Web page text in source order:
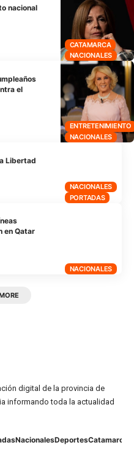
CATAMARCA
NACIONALES
nacional
ENTRETENIMIENTO
NACIONALES
el
NACIONALES
PORTADAS
Libertad
NACIONALES
en Qatar
digital de la provincia de
informando toda la actualidad
NacionalesDeportesCatamarca